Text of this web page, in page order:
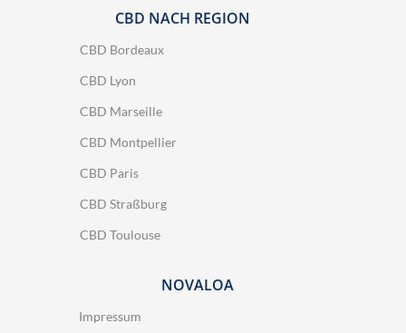
CBD NACH REGION
CBD Bordeaux
CBD Lyon
CBD Marseille
CBD Montpellier
CBD Paris
CBD Straßburg
CBD Toulouse
NOVALOA
Impressum